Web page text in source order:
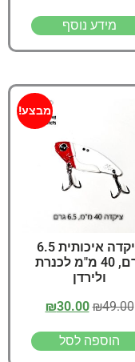
מידע נוסף
מבצע!
ציקדה איכותית 6.5
גרם, 40 מ"מ לכנרת
ולירדן
₪49.00
₪30.00
הוספה לסל